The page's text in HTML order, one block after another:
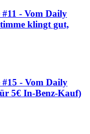
- Vom Daily
klingt gut,
- Vom Daily
5€ In-Benz-Kauf)